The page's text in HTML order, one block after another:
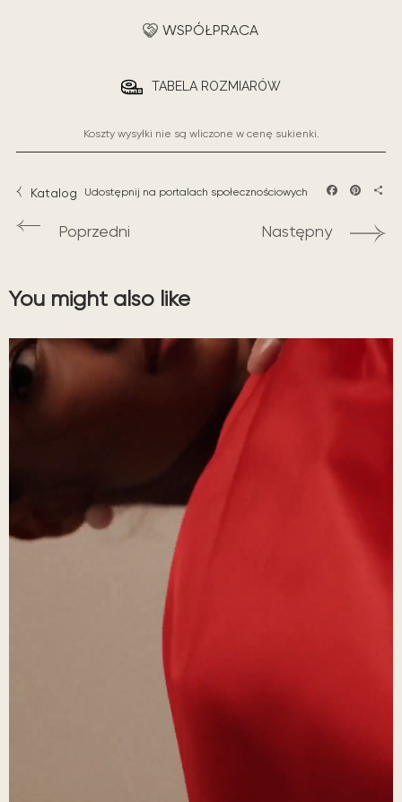
WSPÓŁPRACA
TABELA ROZMIARÓW
Koszty wysyłki nie są wliczone w cenę sukienki.
Katalog Udostępnij na portalach społecznościowych
Poprzedni Następny
You might also like